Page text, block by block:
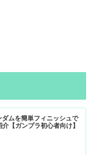
ダムを簡単フィニッシュで
【ガンプラ初心者向け】